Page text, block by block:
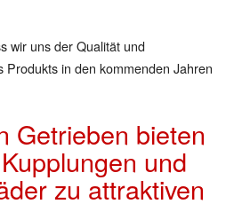
wir uns der Qualität und
Produkts in den kommenden Jahren
Getrieben bieten
und
zu attraktiven